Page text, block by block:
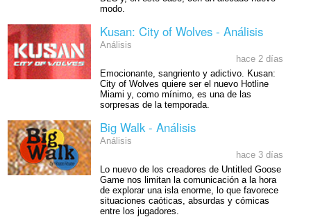
modo.
Kusan: City of Wolves - Análisis
Análisis
hace 2 días
Emocionante, sangriento y adictivo. Kusan:
City of Wolves quiere ser el nuevo Hotline
Miami y, como mínimo, es una de las
sorpresas de la temporada.
Big Walk - Análisis
Análisis
hace 3 días
Lo nuevo de los creadores de Untitled Goose
Game nos limitan la comunicación a la hora
de explorar una isla enorme, lo que favorece
situaciones caóticas, absurdas y cómicas
entre los jugadores.